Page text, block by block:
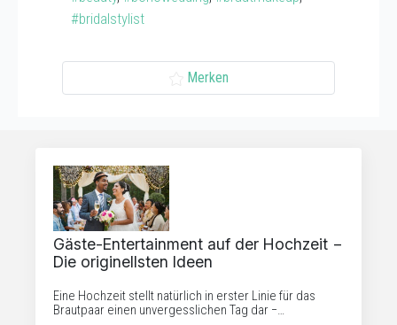
#bridalstylist
Merken
Gäste-Entertainment auf der Hochzeit −
Die originellsten Ideen
Eine Hochzeit stellt natürlich in erster Linie für das
Brautpaar einen unvergesslichen Tag dar −…